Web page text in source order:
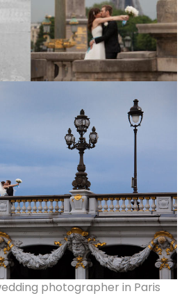
photographer in Paris